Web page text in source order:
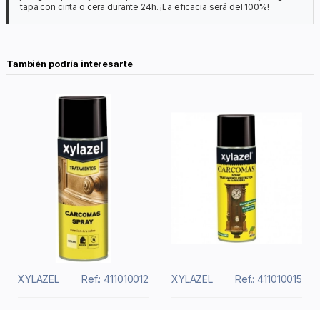
tapa con cinta o cera durante 24h. ¡La eficacia será del 100%!
También podría interesarte
XYLAZEL Ref.: 411010012 XYLAZEL Ref.: 411010015